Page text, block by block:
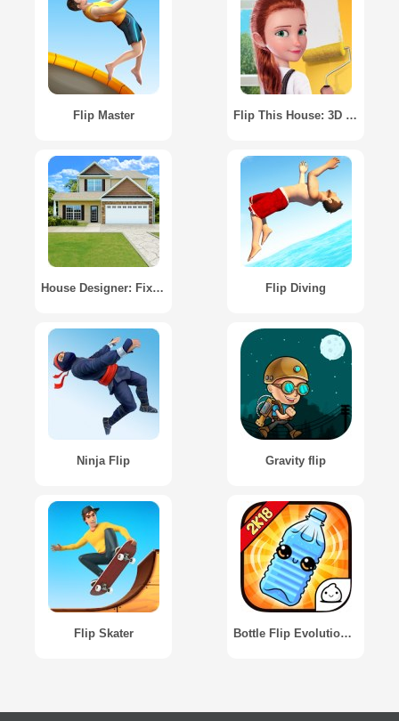
Flip Master Flip This House: 3D Home Design Games
House Designer: Fix & Flip Flip Diving
Ninja Flip Gravity flip
Flip Skater Bottle Flip Evolution - 2k18 Idle Clicker Game